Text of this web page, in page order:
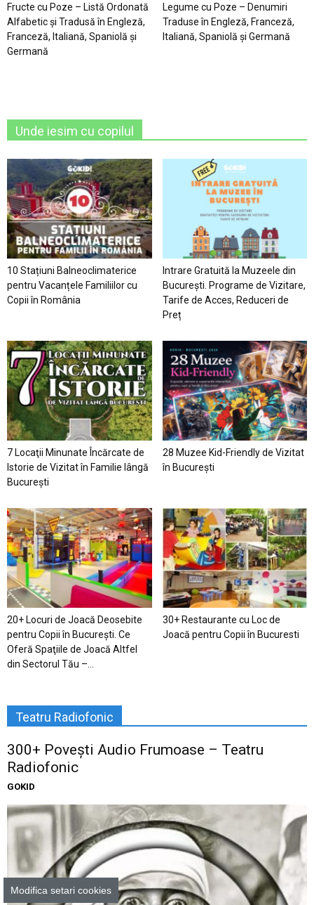
Fructe cu Poze – Listă Ordonată
Alfabetic şi Tradusă în Engleză,
Franceză, Italiană, Spaniolă şi
Germană
Legume cu Poze – Denumiri
Traduse în Engleză, Franceză,
Italiană, Spaniolă şi Germană
Unde iesim cu copilul
10 Stațiuni Balneoclimaterice
pentru Vacanțele Familiilor cu
Copii în România
Intrare Gratuită la Muzeele din
București. Programe de Vizitare,
Tarife de Acces, Reduceri de
Preț
7 Locaţii Minunate Încărcate de
Istorie de Vizitat în Familie lângă
București
28 Muzee Kid-Friendly de Vizitat
în București
20+ Locuri de Joacă Deosebite
pentru Copii în Bucureşti. Ce
Oferă Spaţiile de Joacă Altfel
din Sectorul Tău –...
30+ Restaurante cu Loc de
Joacă pentru Copii în Bucuresti
Teatru Radiofonic
300+ Povești Audio Frumoase – Teatru
Radiofonic
GOKID
Modifica setari cookies